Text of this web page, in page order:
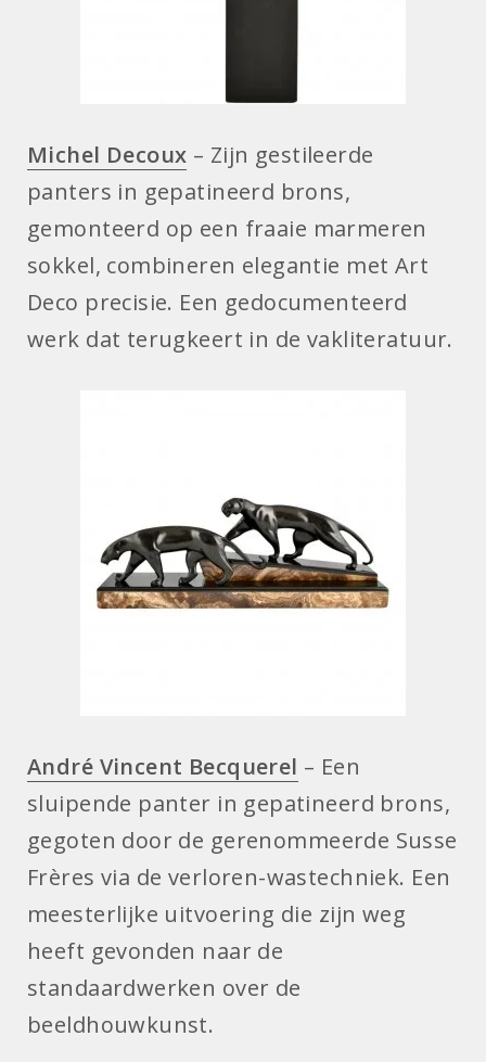
Michel Decoux – Zijn gestileerde
panters in gepatineerd brons,
gemonteerd op een fraaie marmeren
sokkel, combineren elegantie met Art
Deco precisie. Een gedocumenteerd
werk dat terugkeert in de vakliteratuur.
André Vincent Becquerel – Een
sluipende panter in gepatineerd brons,
gegoten door de gerenommeerde Susse
Frères via de verloren-wastechniek. Een
meesterlijke uitvoering die zijn weg
heeft gevonden naar de
standaardwerken over de
beeldhouwkunst.